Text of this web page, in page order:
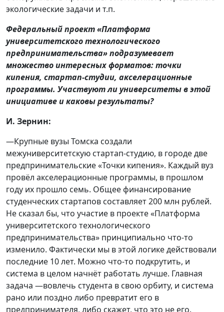
экологические задачи и т.п.
Федеральный проект «Платформа
университетского технологического
предпринимательства» подразумевает
множество интересных форматов: точки
кипения, стартап-студии, акселерационные
программы. Участвуют ли университеты в этой
инициативе и каковы результаты?
И. Зернин:
—Крупные вузы Томска создали
межуниверситетскую стартап-студию, в городе две
предпринимательские «Точки кипения». Каждый вуз
провёл акселерационные программы, в прошлом
году их прошло семь. Общее финансирование
студенческих стартапов составляет 200 млн рублей.
Не сказал бы, что участие в проекте «Платформа
университетского технологического
предпринимательства» принципиально что-то
изменило. Фактически мы в этой логике действовали
последние 10 лет. Можно что-то подкрутить, и
система в целом начнёт работать лучше. Главная
задача —вовлечь студента в свою орбиту, и система
рано или поздно либо превратит его в
предпринимателя, либо скажет, что это не его.